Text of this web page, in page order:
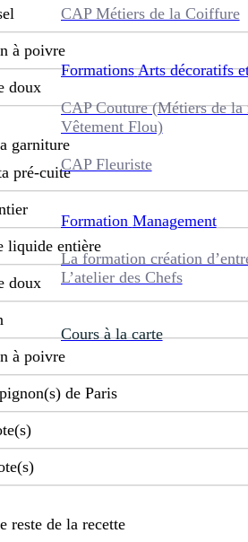
CAP Métiers de la Coiffure
Formations Arts décoratifs
CAP Couture (Métiers de la
Vêtement Flou)
CAP Fleuriste
Formation Management
La formation création
L’atelier des Chefs
Cours à la carte
à poivre
doux
garniture
pré-cuite
liquide entière
doux
à poivre
de Paris
reste de la recette